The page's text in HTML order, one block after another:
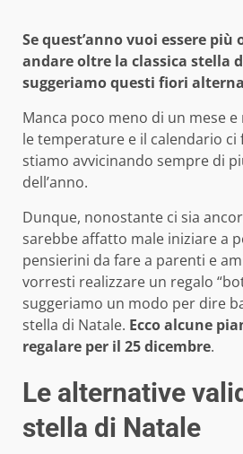
Se quest’anno vuoi essere più
andare oltre la classica stella
suggeriamo questi fiori
Manca poco meno di un mese e
le temperature e il calendario ci
stiamo avvicinando sempre di
dell’anno.
Dunque, nonostante ci sia
sarebbe affatto male iniziare a
pensierini da fare a parenti e
vorresti realizzare un regalo
suggeriamo un modo per dire
stella di Natale. Ecco alcune
regalare per il 25 dicembre.
Le alternative
stella di Natale